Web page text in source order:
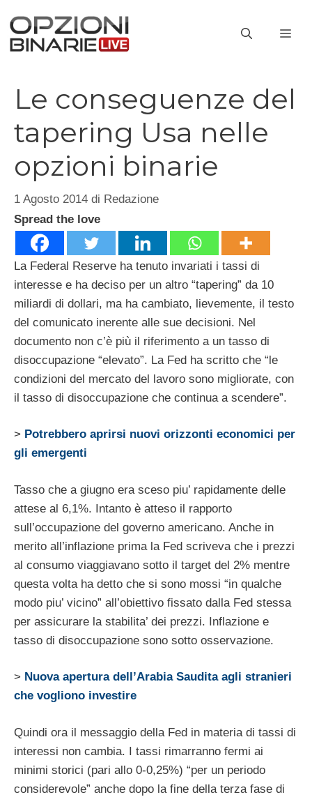
contenuto
Le conseguenze del
tapering Usa nelle
opzioni binarie
1 Agosto 2014 di Redazione
Spread the love
La Federal Reserve ha tenuto invariati i tassi di
interesse e ha deciso per un altro “tapering” da 10
miliardi di dollari, ma ha cambiato, lievemente, il testo
del comunicato inerente alle sue decisioni. Nel
documento non c’è più il riferimento a un tasso di
disoccupazione “elevato”. La Fed ha scritto che “le
condizioni del mercato del lavoro sono migliorate, con
il tasso di disoccupazione che continua a scendere”.
> Potrebbero aprirsi nuovi orizzonti economici per
gli emergenti
Tasso che a giugno era sceso piu’ rapidamente delle
attese al 6,1%. Intanto è atteso il rapporto
sull’occupazione del governo americano. Anche in
merito all’inflazione prima la Fed scriveva che i prezzi
al consumo viaggiavano sotto il target del 2% mentre
questa volta ha detto che si sono mossi “in qualche
modo piu’ vicino” all’obiettivo fissato dalla Fed stessa
per assicurare la stabilita’ dei prezzi. Inflazione e
tasso di disoccupazione sono sotto osservazione.
> Nuova apertura dell’Arabia Saudita agli stranieri
che vogliono investire
Quindi ora il messaggio della Fed in materia di tassi di
interessi non cambia. I tassi rimarranno fermi ai
minimi storici (pari allo 0-0,25%) “per un periodo
considerevole” anche dopo la fine della terza fase di